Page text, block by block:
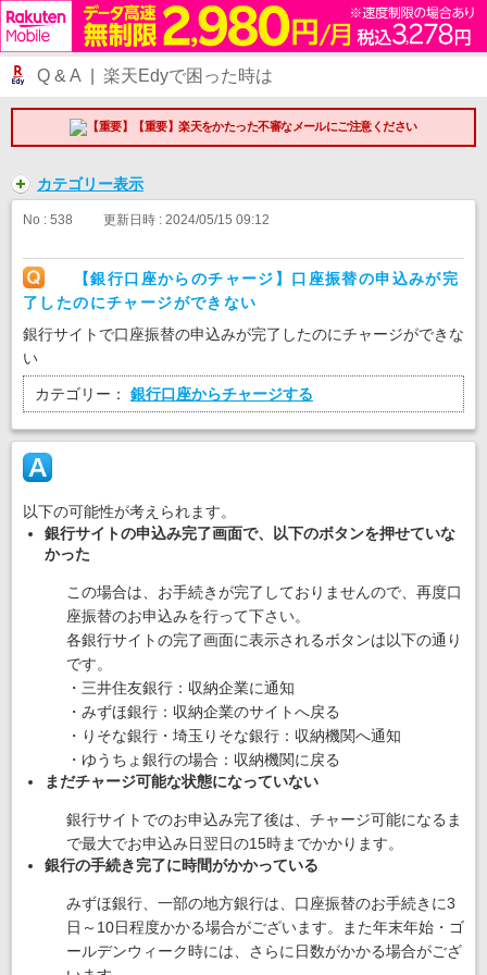
Q & A | 楽天Edyで困った時は
【重要】楽天をかたった不審なメールにご注意ください
カテゴリー表示
No : 538 更新日時 : 2024/05/15 09:12
【銀行口座からのチャージ】口座振替の申込みが完
了したのにチャージができない
銀行サイトで口座振替の申込みが完了したのにチャージができな
い
カテゴリー： 銀行口座からチャージする
以下の可能性が考えられます。
銀行サイトの申込み完了画面で、以下のボタンを押せていな
かった
この場合は、お手続きが完了しておりませんので、再度口
座振替のお申込みを行って下さい。
各銀行サイトの完了画面に表示されるボタンは以下の通り
です。
・三井住友銀行：収納企業に通知
・みずほ銀行：収納企業のサイトへ戻る
・りそな銀行・埼玉りそな銀行：収納機関へ通知
・ゆうちょ銀行の場合：収納機関に戻る
まだチャージ可能な状態になっていない
銀行サイトでのお申込み完了後は、チャージ可能になるま
で最大でお申込み日翌日の15時までかかります。
銀行の手続き完了に時間がかかっている
みずほ銀行、一部の地方銀行は、口座振替のお手続きに3
日～10日程度かかる場合がございます。また年末年始・ゴ
ールデンウィーク時には、さらに日数がかかる場合がござ